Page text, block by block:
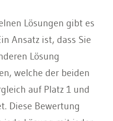
Lösungen gibt es
Ansatz ist, dass Sie
Lösung
welche der beiden
auf Platz 1 und
Diese Bewertung